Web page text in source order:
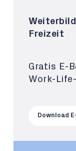
Freizeit
Gratis E-
Work-
Download